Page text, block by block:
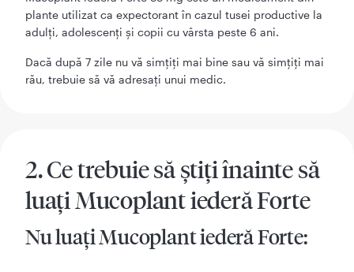
plante utilizat ca expectorant în cazul tusei productive la
adulți, adolescenți și copii cu vârsta peste 6 ani.
Dacă după 7 zile nu vă simţiţi mai bine sau vă simţiţi mai
rău, trebuie să vă adresaţi unui medic.
2. Ce trebuie să ştiţi înainte să
luaţi Mucoplant iederă Forte
Nu luați Mucoplant iederă Forte: